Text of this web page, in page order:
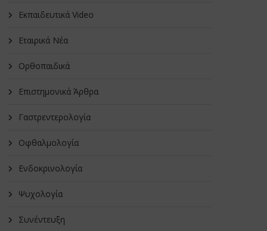
Εκπαιδευτικά Video
Εταιρικά Νέα
Oρθοπαιδικά
Επιστημονικά Άρθρα
Γαστρεντερολογία
Οφθαλμολογία
Ενδοκρινολογία
Ψυχολογία
Συνέντευξη